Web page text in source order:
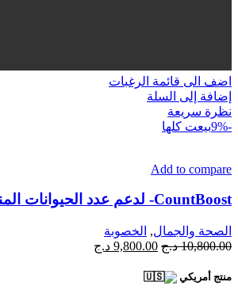
اضف الى قائمة الرغبات
إضافة إلى السلة
نظرة سريعة
-9%
بيعت كلها
Add to compare
CountBoost- لدعم عدد الحيوانات المنوية 60 كبسولة
الصحة والجمال, الخصوبة
10,800.00 د.ج السعر
هو:
9,800.00 د.ج
منتج أمريكي